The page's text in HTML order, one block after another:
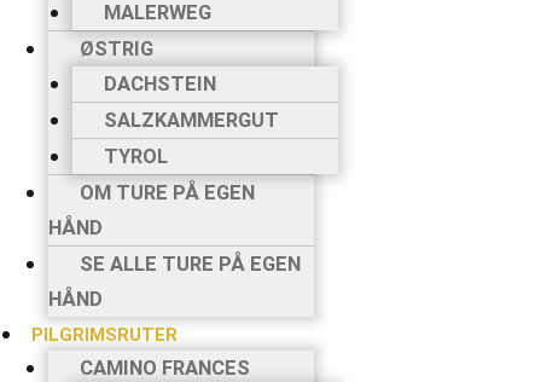
MALERWEG
ØSTRIG
DACHSTEIN
SALZKAMMERGUT
TYROL
OM TURE PÅ EGEN
HÅND
SE ALLE TURE PÅ EGEN
HÅND
PILGRIMSRUTER
CAMINO FRANCES